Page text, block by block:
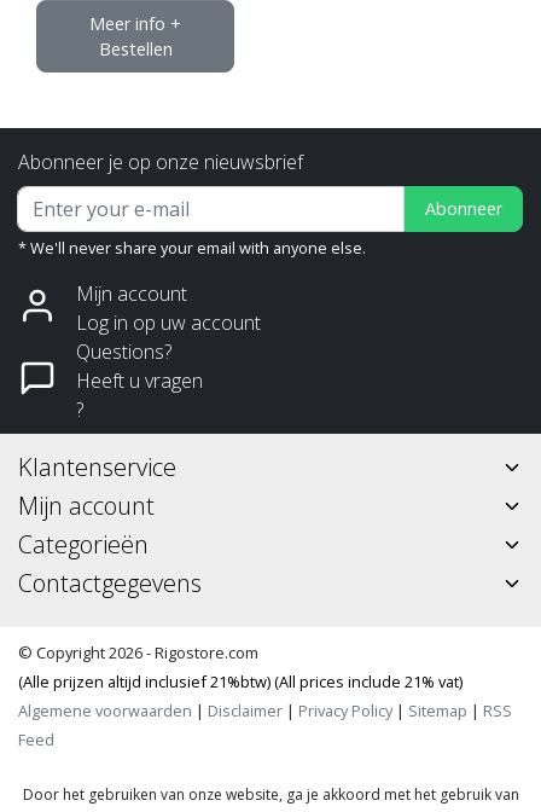
Meer info +
Bestellen
Abonneer je op onze nieuwsbrief
Abonneer
* We'll never share your email with anyone else.
Mijn account
Log in op uw account
Questions?
Heeft u vragen
?
Klantenservice
Mijn account
Categorieën
Contactgegevens
© Copyright 2026 - Rigostore.com
(Alle prijzen altijd inclusief 21%btw) (All prices include 21% vat)
Algemene voorwaarden | Disclaimer | Privacy Policy| Sitemap | RSS
Feed
Door het gebruiken van onze website, ga je akkoord met het gebruik van